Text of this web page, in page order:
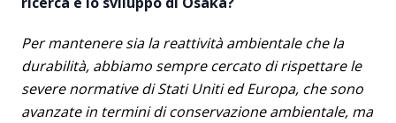
Per mantenere sia la reattività ambientale che la
durabilità, abbiamo sempre cercato di rispettare le
severe normative di Stati Uniti ed Europa, che sono
avanzate in termini di conservazione ambientale, ma